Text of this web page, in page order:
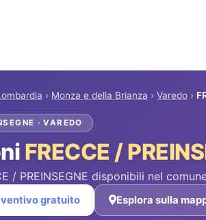
› Monza e della Brianza › Varedo ›
· VAREDO
FRECCE /
/ PREINSEGNE disponibili nel
gratuito Esplora sulla